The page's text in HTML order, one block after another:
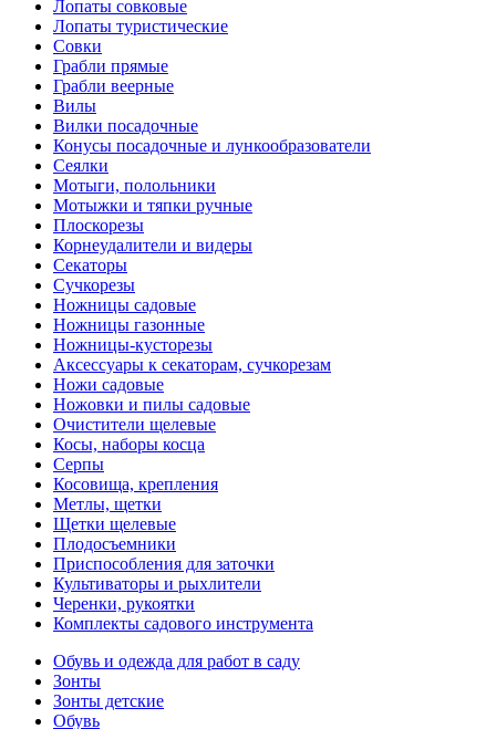
Лопаты совковые
Лопаты туристические
Совки
Грабли прямые
Грабли веерные
Вилы
Вилки посадочные
Конусы посадочные и лункообразователи
Сеялки
Мотыги, полольники
Мотыжки и тяпки ручные
Плоскорезы
Корнеудалители и видеры
Секаторы
Сучкорезы
Ножницы садовые
Ножницы газонные
Ножницы-кусторезы
Аксессуары к секаторам, сучкорезам
Ножи садовые
Ножовки и пилы садовые
Очистители щелевые
Косы, наборы косца
Серпы
Косовища, крепления
Метлы, щетки
Щетки щелевые
Плодосъемники
Приспособления для заточки
Культиваторы и рыхлители
Черенки, рукоятки
Комплекты садового инструмента
Обувь и одежда для работ в саду
Зонты
Зонты детские
Обувь